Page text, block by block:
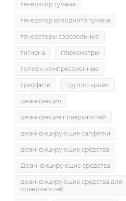
генератор тумана
генератор холодного тумана
генераторы аэрозольные
гигиена глюкометры
гольфы компрессионные
граффити группы крови
дезинфекция
дезинфекция поверхностей
дезинфицирующие салфетки
дезинфицирующие средства
Дезинфицирующие средства
дезинфицирующие средства для
поверхностей